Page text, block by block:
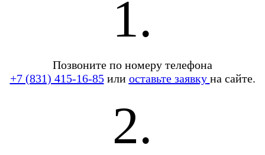
1.
Позвоните по номеру телефона
+7 (831) 415-16-85или оставьте заявку на сайте.
2.